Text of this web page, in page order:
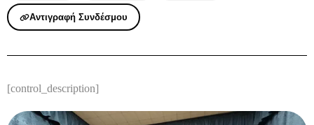
Αντιγραφή Συνδέσμου
[control_description]